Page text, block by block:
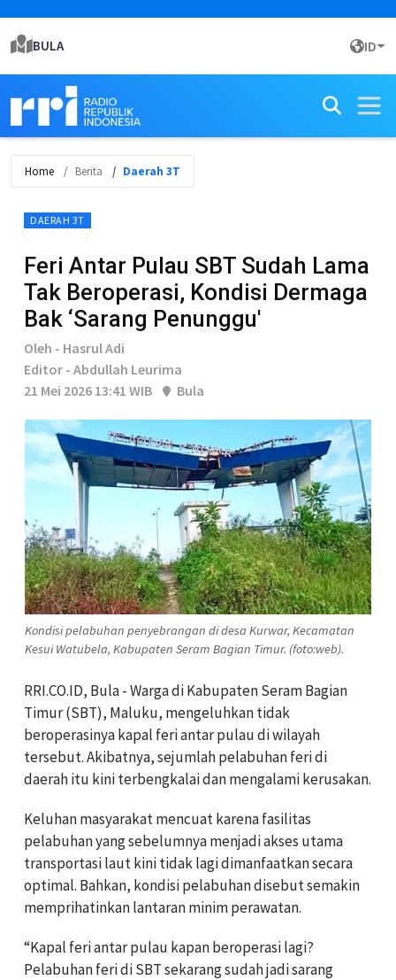
BULA ID
Home Berita Daerah 3T
DAERAH 3T
Feri Antar Pulau SBT Sudah Lama
Tak Beroperasi, Kondisi Dermaga
Bak ‘Sarang Penunggu'
Oleh - Hasrul Adi
Editor - Abdullah Leurima
21 Mei 2026 13:41 WIB
Bula
Kondisi pelabuhan penyebrangan di desa Kurwar, Kecamatan
Kesui Watubela, Kabupaten Seram Bagian Timur. (foto:web).
RRI.CO.ID, Bula - Warga di Kabupaten Seram Bagian
Timur (SBT), Maluku, mengeluhkan tidak
beroperasinya kapal feri antar pulau di wilayah
tersebut. Akibatnya, sejumlah pelabuhan feri di
daerah itu kini terbengkalai dan mengalami kerusakan.
Keluhan masyarakat mencuat karena fasilitas
pelabuhan yang sebelumnya menjadi akses utama
transportasi laut kini tidak lagi dimanfaatkan secara
optimal. Bahkan, kondisi pelabuhan disebut semakin
memprihatinkan lantaran minim perawatan.
“Kapal feri antar pulau kapan beroperasi lagi?
Pelabuhan feri di SBT sekarang sudah jadi sarang